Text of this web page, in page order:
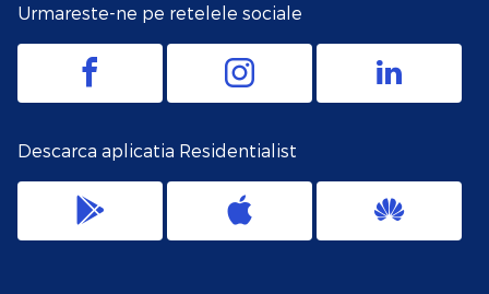
Urmareste-ne pe retelele sociale
Descarca aplicatia Residentialist